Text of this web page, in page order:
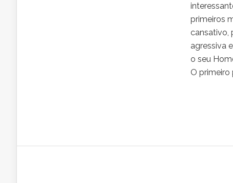
primeiros
cansativo,
agressiva
o seu
O primeiro